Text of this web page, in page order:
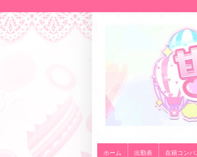
ホーム 出勤表 在籍コンパ